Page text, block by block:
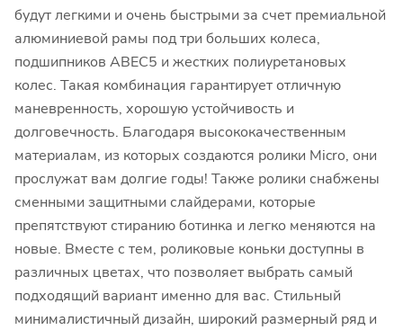
будут легкими и очень быстрыми за счет премиальной
алюминиевой рамы под три больших колеса,
подшипников ABEC5 и жестких полиуретановых
колес. Такая комбинация гарантирует отличную
маневренность, хорошую устойчивость и
долговечность. Благодаря высококачественным
материалам, из которых создаются ролики Micro, они
прослужат вам долгие годы! Также ролики снабжены
сменными защитными слайдерами, которые
препятствуют стиранию ботинка и легко меняются на
новые. Вместе с тем, роликовые коньки доступны в
различных цветах, что позволяет выбрать самый
подходящий вариант именно для вас. Стильный
минималистичный дизайн, широкий размерный ряд и